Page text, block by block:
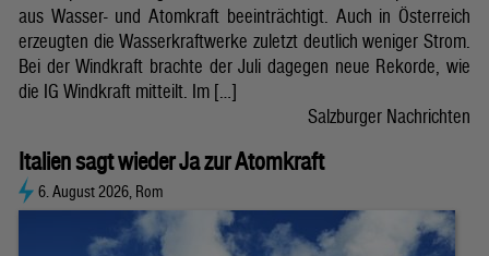
aus Wasser- und Atomkraft beeinträchtigt. Auch in Österreich
erzeugten die Wasserkraftwerke zuletzt deutlich weniger Strom.
Bei der Windkraft brachte der Juli dagegen neue Rekorde, wie
die IG Windkraft mitteilt. Im […]
Salzburger Nachrichten
Italien sagt wieder Ja zur Atomkraft
6. August 2026, Rom